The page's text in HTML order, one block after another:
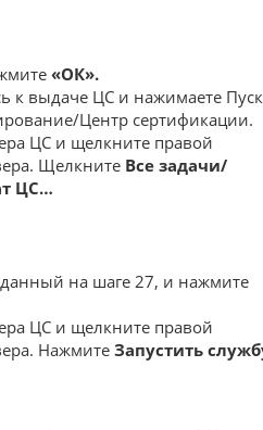
«ОК».
к выдаче ЦС и нажимаете
Центр сертификации.
ЦС и щелкните правой
Щелкните Все задачи/
ЦС…
на шаге 27, и нажмите
ЦС и щелкните правой
Нажмите Запустить